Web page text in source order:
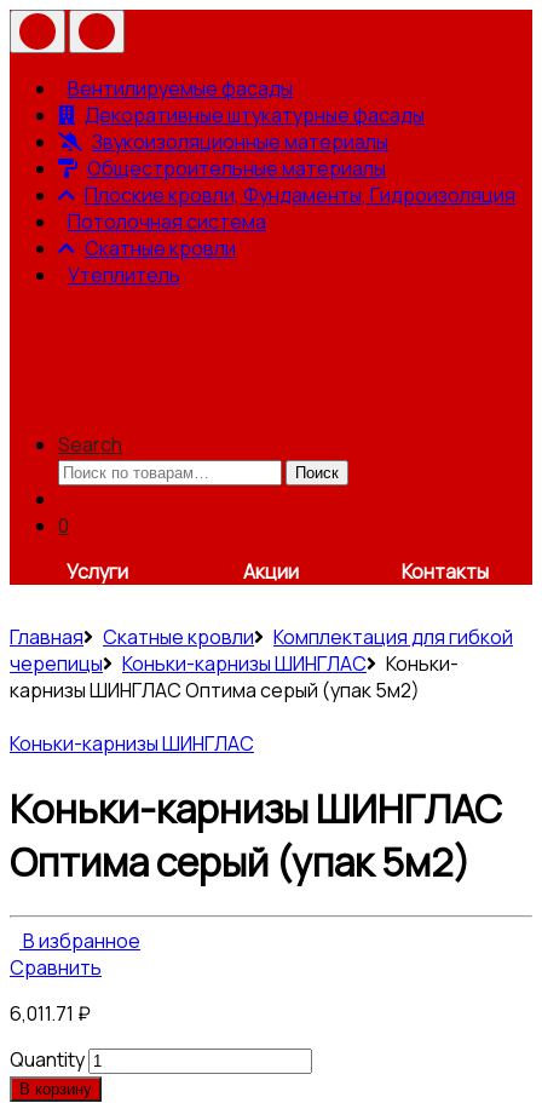
Вентилируемые фасады
Декоративные штукатурные фасады
Звукоизоляционные материалы
Общестроительные материалы
Плоские кровли, Фундаменты, Гидроизоляция
Потолочная система
Скатные кровли
Утеплитель
Search
Искать:
Поиск
0
Услуги
Акции Контакты
Главная Скатные кровли
Комплектация для гибкой
черепицы
Коньки-карнизы ШИНГЛАС
Коньки-
карнизы ШИНГЛАС Оптима серый (упак 5м2)
Коньки-карнизы ШИНГЛАС
Коньки-карнизы ШИНГЛАС
Оптима серый (упак 5м2)
В избранное
Сравнить
6,011.71 ₽
Quantity
В корзину